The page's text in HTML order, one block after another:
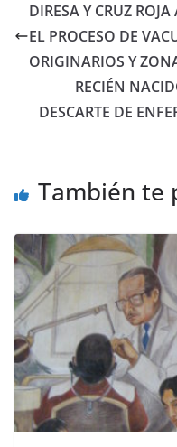
DIRESA Y CRUZ
EL PROCESO DE
ORIGINARIOS Y
RECIÉN
DESCARTE DE
También te